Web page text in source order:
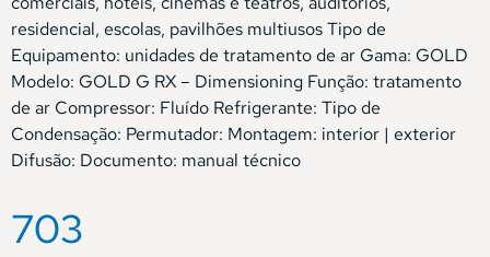
residencial, escolas, pavilhões multiusos Tipo de
Equipamento: unidades de tratamento de ar Gama: GOLD
Modelo: GOLD G RX – Dimensioning Função: tratamento
de ar Compressor: Fluído Refrigerante: Tipo de
Condensação: Permutador: Montagem: interior | exterior
Difusão: Documento: manual técnico
703